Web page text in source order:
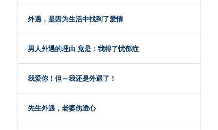
外遇，是因为生活中找到了爱情
男人外遇的理由 竟是：我得了忧郁症
我爱你！但～我还是外遇了！
先生外遇，老婆伤透心